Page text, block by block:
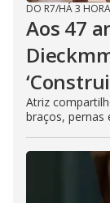
DO R7/HÁ 3
Aos 47
Atriz
braços, pernas